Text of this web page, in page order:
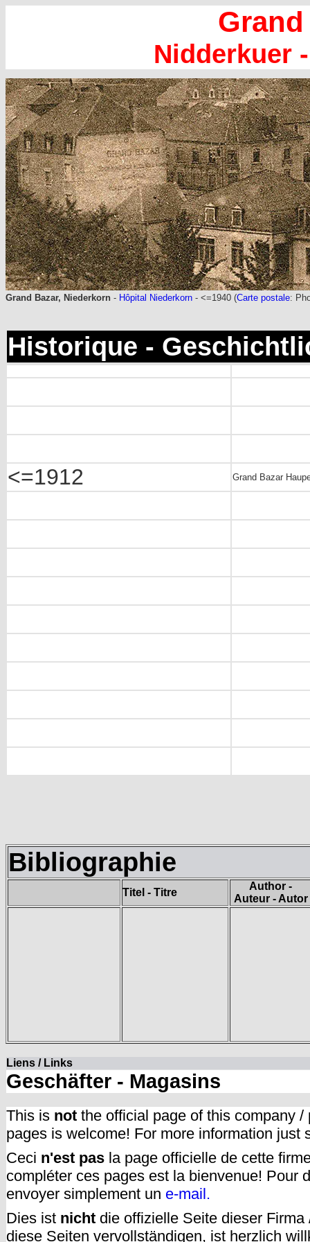
Nidderkuer
Grand Bazar, Niederkorn - Hôpital Niederkorn - <=1940 (Carte postale:
Historique -
<=1912 Grand Bazar
Bibliographie
Titel - Titre
Author -
Auteur - Autor
Liens / Links
Geschäfter - Magasins
This is not the official page of this company
pages is welcome! For more information just
Ceci n'est pas la page officielle de cette
compléter ces pages est la bienvenue! Pour
envoyer simplement un e-mail.
Dies ist nicht die offizielle Seite dieser
diese Seiten vervollständigen, ist herzlich